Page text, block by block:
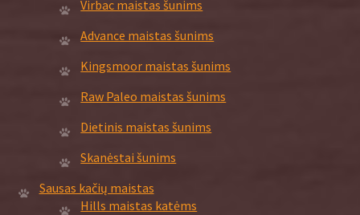
Virbac maistas šunims
Advance maistas šunims
Kingsmoor maistas šunims
Raw Paleo maistas šunims
Dietinis maistas šunims
Skanėstai šunims
Sausas kačių maistas
Hills maistas katėms